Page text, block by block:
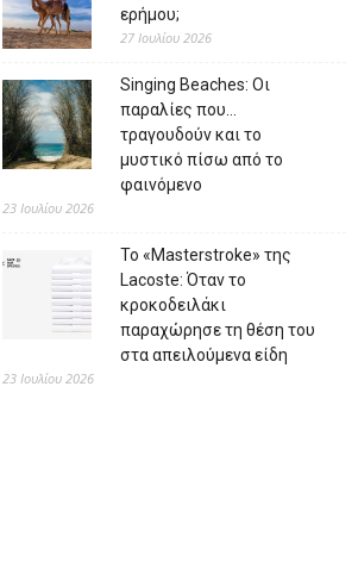
ερήμου;
27 Ιουλίου 2026
Singing Beaches: Οι
παραλίες που…
τραγουδούν και το
μυστικό πίσω από το
φαινόμενο
23 Ιουλίου 2026
Το «Masterstroke» της
Lacoste: Όταν το
κροκοδειλάκι
παραχώρησε τη θέση του
στα απειλούμενα είδη
23 Ιουλίου 2026